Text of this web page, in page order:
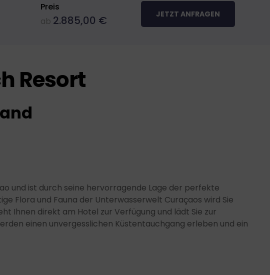
Preis
ab 2.885,00 € JETZT ANFRAGEN
Resort
und ist durch seine hervorragende Lage der perfekte
Flora und Fauna der Unterwasserwelt Curaçaos wird Sie
Ihnen direkt am Hotel zur Verfügung und lädt Sie zur
einen unvergesslichen Küstentauchgang erleben und ein